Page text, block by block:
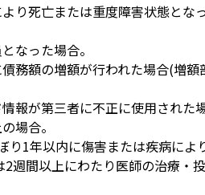
り死亡または重度障害状態とな
なった場合。
務額の増額が行われた場合(増額
報が第三者に不正に使用された
場合。
り1年以内に傷害または疾病によ
週間以上にわたり医師の治療・